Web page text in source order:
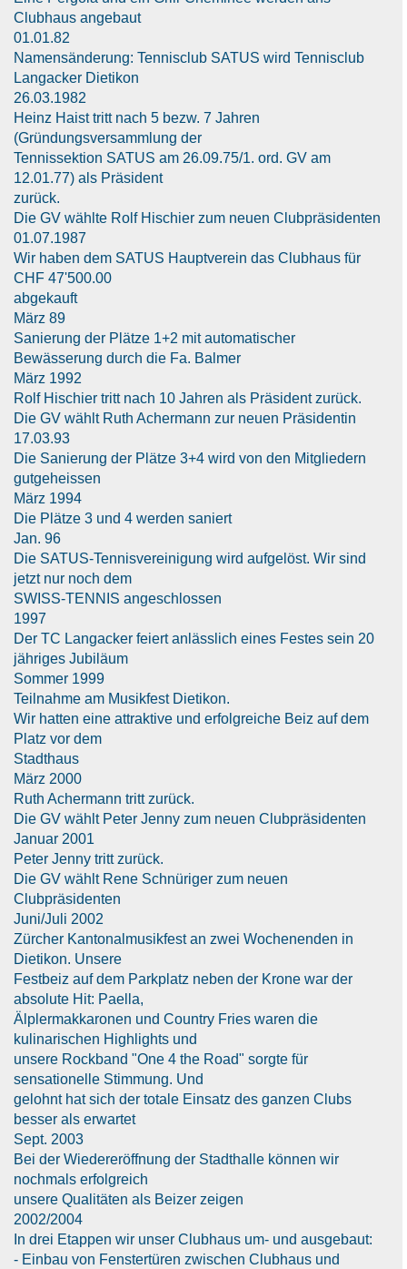
Clubhaus angebaut
01.01.82
Namensänderung: Tennisclub SATUS wird Tennisclub
Langacker Dietikon
26.03.1982
Heinz Haist tritt nach 5 bezw. 7 Jahren
(Gründungsversammlung der
Tennissektion SATUS am 26.09.75/1. ord. GV am
12.01.77) als Präsident
zurück.
Die GV wählte Rolf Hischier zum neuen Clubpräsidenten
01.07.1987
Wir haben dem SATUS Hauptverein das Clubhaus für
CHF 47'500.00
abgekauft
März 89
Sanierung der Plätze 1+2 mit automatischer
Bewässerung durch die Fa. Balmer
März 1992
Rolf Hischier tritt nach 10 Jahren als Präsident zurück.
Die GV wählt Ruth Achermann zur neuen Präsidentin
17.03.93
Die Sanierung der Plätze 3+4 wird von den Mitgliedern
gutgeheissen
März 1994
Die Plätze 3 und 4 werden saniert
Jan. 96
Die SATUS-Tennisvereinigung wird aufgelöst. Wir sind
jetzt nur noch dem
SWISS-TENNIS angeschlossen
1997
Der TC Langacker feiert anlässlich eines Festes sein 20
jähriges Jubiläum
Sommer 1999
Teilnahme am Musikfest Dietikon.
Wir hatten eine attraktive und erfolgreiche Beiz auf dem
Platz vor dem
Stadthaus
März 2000
Ruth Achermann tritt zurück.
Die GV wählt Peter Jenny zum neuen Clubpräsidenten
Januar 2001
Peter Jenny tritt zurück.
Die GV wählt Rene Schnüriger zum neuen
Clubpräsidenten
Juni/Juli 2002
Zürcher Kantonalmusikfest an zwei Wochenenden in
Dietikon. Unsere
Festbeiz auf dem Parkplatz neben der Krone war der
absolute Hit: Paella,
Älplermakkaronen und Country Fries waren die
kulinarischen Highlights und
unsere Rockband "One 4 the Road" sorgte für
sensationelle Stimmung. Und
gelohnt hat sich der totale Einsatz des ganzen Clubs
besser als erwartet
Sept. 2003
Bei der Wiedereröffnung der Stadthalle können wir
nochmals erfolgreich
unsere Qualitäten als Beizer zeigen
2002/2004
In drei Etappen wir unser Clubhaus um- und ausgebaut:
- Einbau von Fenstertüren zwischen Clubhaus und